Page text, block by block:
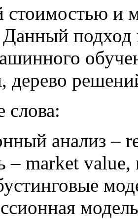
и
Данный
дерево
анализ –
– market